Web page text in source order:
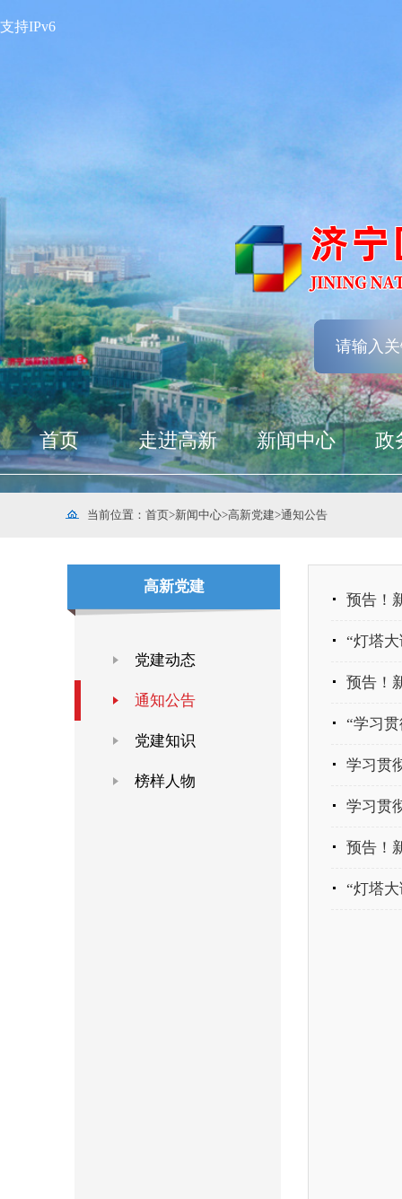
支持IPv6
首页 走进高新 新闻中心 政
当前位置： 首页>新闻中心>高新党建>通知公告
高新党建
党建动态
通知公告
党建知识
榜样人物
预告！
“灯塔
预告！
“学习
学习贯
学习贯
预告！
“灯塔